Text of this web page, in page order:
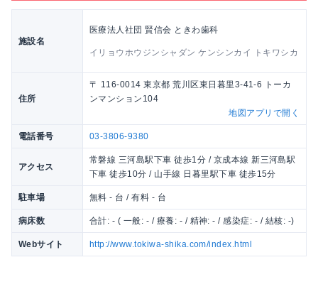
施設名
医療法人社団 賢信会 ときわ歯科
イリョウホウジンシャダン ケンシンカイ トキワシカ
住所
〒 116-0014 東京都 荒川区東日暮里3-41-6 トーカ
ンマンション104
地図アプリで開く
電話番号 03-3806-9380
アクセス
常磐線 三河島駅下車 徒歩1分 / 京成本線 新三河島駅
下車 徒歩10分 / 山手線 日暮里駅下車 徒歩15分
駐車場 無料 - 台 / 有料 - 台
病床数 合計: - ( 一般: - / 療養: - / 精神: - / 感染症: - / 結核: -)
Webサイト http://www.tokiwa-shika.com/index.html